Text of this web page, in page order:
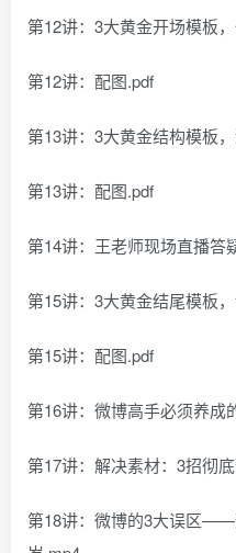
第12讲：3大黄金开场模板
第12讲：配图.pdf
第13讲：3大黄金结构模板
第13讲：配图.pdf
第14讲：王老师现场直播答
第15讲：3大黄金结尾模板
第15讲：配图.pdf
第16讲：微博高手必须养成
第17讲：解决素材：3招彻
第18讲：微博的3大误区